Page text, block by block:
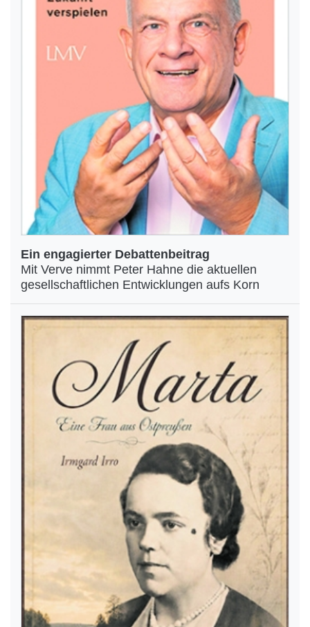
Ein engagierter Debattenbeitrag
Mit Verve nimmt Peter Hahne die aktuellen
gesellschaftlichen Entwicklungen aufs Korn